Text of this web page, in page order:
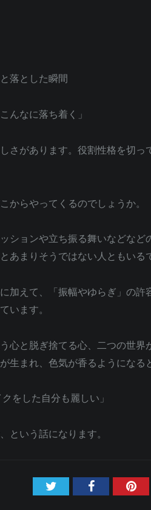
落とした瞬間
んなに落ち着く」
さがあります。役割性格を切っ
からやってくるのでしょうか。
ションや立ち振る舞いなどなど
あまりそうではない人ともいる
加えて、「振幅やゆらぎ」の許
います。
心と脱ぎ捨てる心、二つの世界
生まれ、色気が香るようになる
をした自分も麗しい」
という話になります。
Twitter Facebook